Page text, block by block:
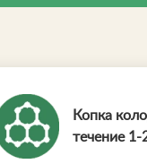
Копка
течение 1-